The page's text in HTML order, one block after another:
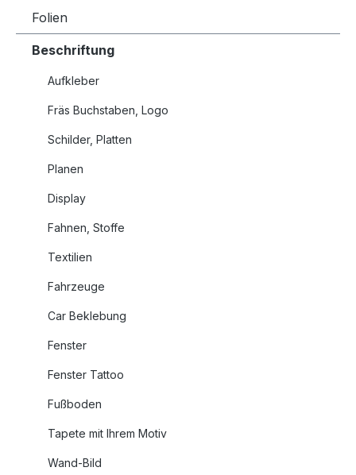
Folien
Beschriftung
Aufkleber
Fräs Buchstaben, Logo
Schilder, Platten
Planen
Display
Fahnen, Stoffe
Textilien
Fahrzeuge
Car Beklebung
Fenster
Fenster Tattoo
Fußboden
Tapete mit Ihrem Motiv
Wand-Bild